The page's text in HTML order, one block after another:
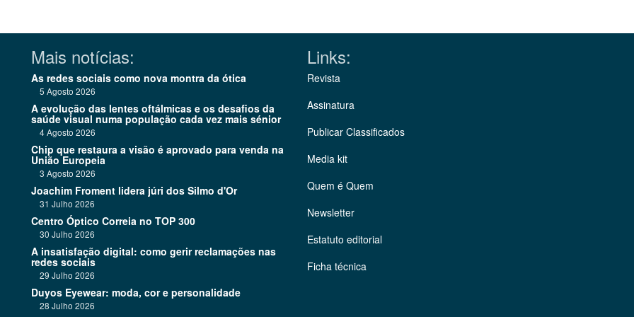
Mais notícias:
As redes sociais como nova montra da ótica
5 Agosto 2026
A evolução das lentes oftálmicas e os desafios da
saúde visual numa população cada vez mais sénior
4 Agosto 2026
Chip que restaura a visão é aprovado para venda na
União Europeia
3 Agosto 2026
Joachim Froment lidera júri dos Silmo d'Or
31 Julho 2026
Centro Óptico Correia no TOP 300
30 Julho 2026
A insatisfação digital: como gerir reclamações nas
redes sociais
29 Julho 2026
Duyos Eyewear: moda, cor e personalidade
28 Julho 2026
Links:
Revista
Assinatura
Publicar Classificados
Media kit
Quem é Quem
Newsletter
Estatuto editorial
Ficha técnica